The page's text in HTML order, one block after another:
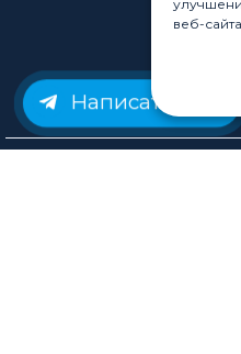
Согласие на
Политика
Написать нам
веб-